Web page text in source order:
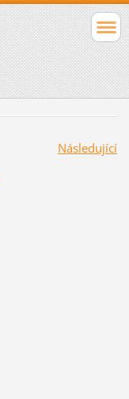
Následující